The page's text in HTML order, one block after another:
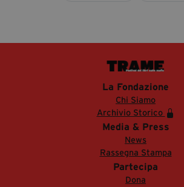
La Fondazione
Chi Siamo
Archivio Storico
Media & Press
News
Rassegna Stampa
Partecipa
Dona